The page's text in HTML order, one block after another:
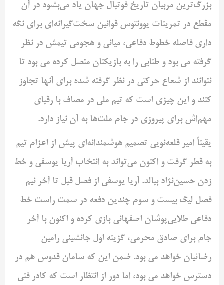
بزرگ‌ترین مربیان تاریخ فوتبال جهان یاد می‌بشود در آن
مقطع در تمرینات یوونتوس قوانین سخت‌گیرانه‌ای برای نگه
داری فاصله خطوط دفاعی، میانی و هجومی تیمش در نظر
گرفته می بود و طنابی را به بازیکنان متصل کرده می بود تا
نتوانند از شعاع حرکتی در نظر گرفته شده برای آنها تجاوز
کنند و این چیزی است که تیم ملی در مصاف با رقبای
مهم‌اش برای پیروزی در جام ملت‌ها به آن نیاز دارد.
یقیناً امیر قلعه‌نویی تصمیم هوشمندانه‌ای پیش از اعزام تیم
به قطر گرفت و اکنون می‌تواند به انتخاب آریا یوسفی و خط
زدن حسین‌نژاد ببالد. آریا یوسفی از فصل قبل تا آخر نیم
فصل لیگ بیست و سوم چندین دفعه در سمت راست خط
دفاعی طلایی‌پوشان اصفهانی بازی کرده و اکنون با آخر
جام برای صادق محرمی، گزینه اول جانشینی رامین
رضائیان خواهد می بود. ضمن این که سامان قدوس هم در
دسترس خواهد می بود، اما دور از انتظار است که کادر فنی